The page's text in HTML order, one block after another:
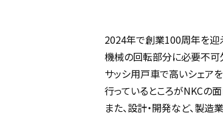
2024年で創業100周年を迎
機械の回転部分に必要不可
サッシ用戸車で高いシェア
行っているところがNKCの面
また、設計・開発など、製